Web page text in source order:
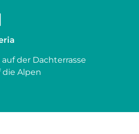
der Dachterrasse
Alpen